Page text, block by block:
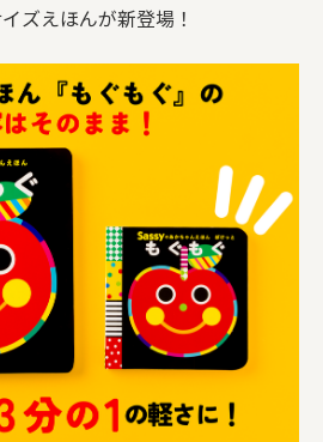
ズえほんが新登場！